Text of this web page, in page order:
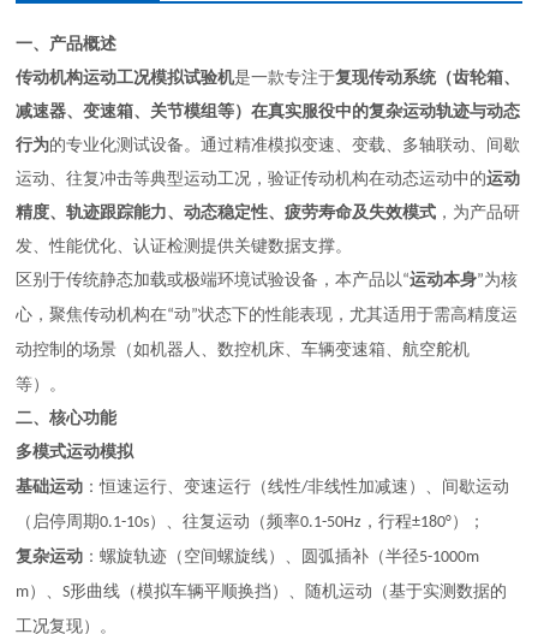
一、产品概述
传动机构运动工况模拟试验机是一款专注于复现传动系统（齿轮箱、
减速器、变速箱、关节模组等）在真实服役中的复杂运动轨迹与动态
行为的专业化测试设备。通过精准模拟变速、变载、多轴联动、间歇
运动、往复冲击等典型运动工况，验证传动机构在动态运动中的运动
精度、轨迹跟踪能力、动态稳定性、疲劳寿命及失效模式 ，为产品研
发、性能优化、认证检测提供关键数据支撑。
区别于传统静态加载或极端环境试验设备，本产品以 “运动本身”为核
心，聚焦传动机构在“动”状态下的性能表现，尤其适用于需高精度运
动控制的场景（如机器人、数控机床、车辆变速箱、航空舵机
等）。
二、核心功能
多模式运动模拟
基础运动 ：恒速运行、变速运行（线性/非线性加减速）、间歇运动
（启停周期0.1-10s）、往复运动（频率0.1-50Hz ，行程±180°）；
复杂运动 ：螺旋轨迹（空间螺旋线）、圆弧插补（半径5-1000m
m）、S形曲线（模拟车辆平顺换挡）、随机运动（基于实测数据的
工况复现）。